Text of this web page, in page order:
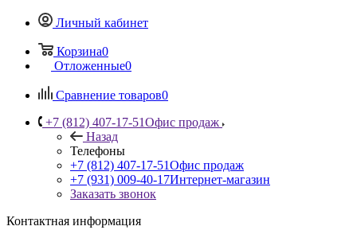
Личный кабинет
Корзина0
Отложенные0
Сравнение товаров0
+7 (812) 407-17-51Офис продаж
Назад
Телефоны
+7 (812) 407-17-51Офис продаж
+7 (931) 009-40-17Интернет-магазин
Заказать звонок
Контактная информация